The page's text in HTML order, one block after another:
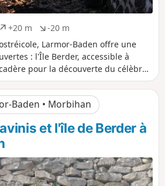
+20 m
D
-20 m
D
é
n
i
v
e
l
é
n
é
t
i
f
Larmor-Baden offre une
: l'Île Berder, accessible à
pour la découverte du célèbre
points de vues sur les nombreux
la réserve ornithologique des
Baden • Morbihan
et l'île de Berder à